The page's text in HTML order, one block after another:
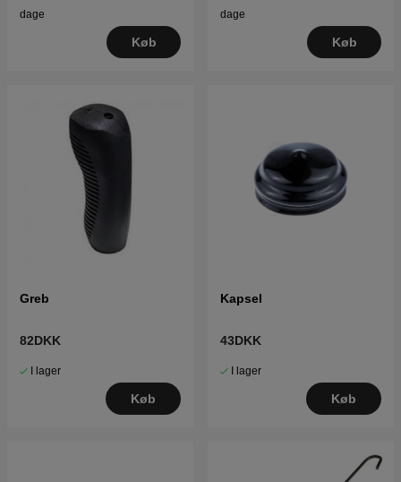
dage
Køb
dage
Køb
Greb
82DKK
I lager
Køb
Kapsel
43DKK
I lager
Køb